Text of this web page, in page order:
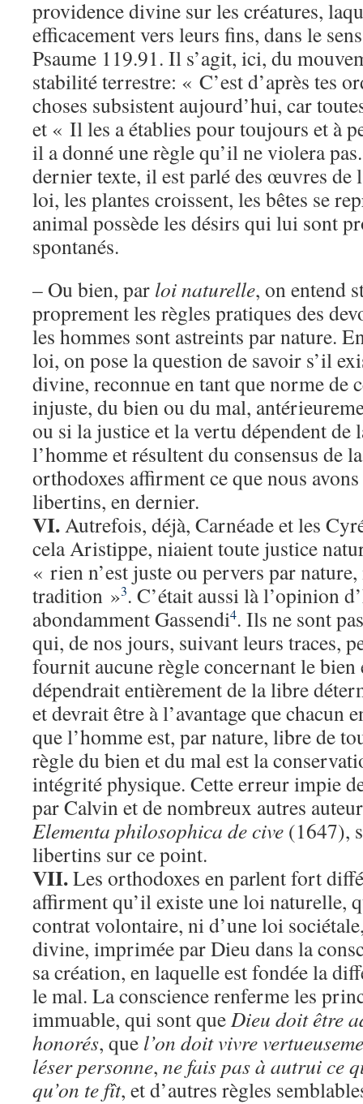
providence divine sur les créatures,
efficacement vers leurs fins, dans le
Psaume 119.91. Il s’agit, ici, du
stabilité terrestre: « C’est d’après tes
choses subsistent aujourd’hui, car
et « Il les a établies pour toujours et à
il a donné une règle qu’il ne violera
dernier texte, il est parlé des œuvres de
loi, les plantes croissent, les bêtes se
animal possède les désirs qui lui sont
spontanés.
– Ou bien, par loi naturelle, on entend
proprement les règles pratiques des
les hommes sont astreints par nature.
loi, on pose la question de savoir s’il
divine, reconnue en tant que norme de
injuste, du bien ou du mal,
ou si la justice et la vertu dépendent de
l’homme et résultent du consensus de
orthodoxes affirment ce que nous
libertins, en dernier.
VI. Autrefois, déjà, Carnéade et les
cela Aristippe, niaient toute justice
« rien n’est juste ou pervers par
tradition »3. C’était aussi là l’opinion
abondamment Gassendi4. Ils ne sont
qui, de nos jours, suivant leurs traces,
fournit aucune règle concernant le bien
dépendrait entièrement de la libre
et devrait être à l’avantage que chacun
que l’homme est, par nature, libre de
règle du bien et du mal est la
intégrité physique. Cette erreur impie
par Calvin et de nombreux autres
Elementa philosophica de cive (1647),
libertins sur ce point.
VII.Les orthodoxes en parlent fort
affirment qu’il existe une loi naturelle,
contrat volontaire, ni d’une loi
divine, imprimée par Dieu dans la
sa création, en laquelle est fondée la
le mal. La conscience renferme les
immuable, qui sont que Dieu doit être
honorés, que l’on doit vivre
léser personne, ne fais pas à autrui ce
qu’on te fît, et d’autres règles